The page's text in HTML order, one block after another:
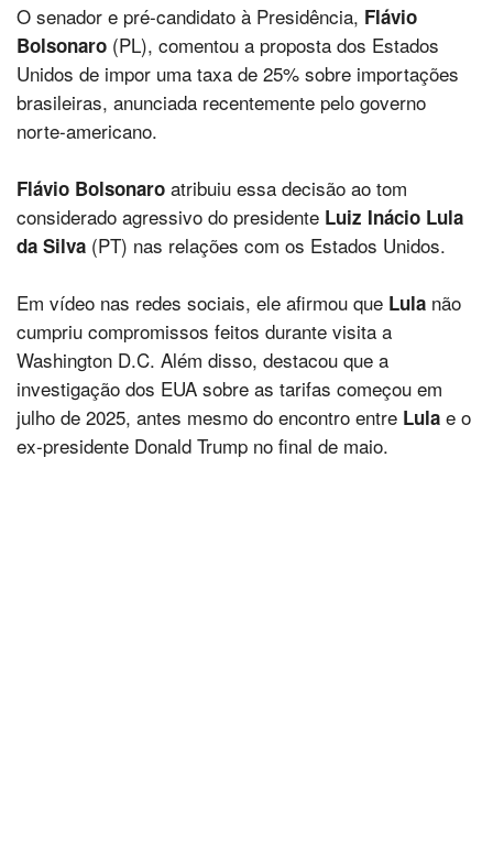
O senador e pré-candidato à Presidência, Flávio
Bolsonaro (PL), comentou a proposta dos Estados
Unidos de impor uma taxa de 25% sobre importações
brasileiras, anunciada recentemente pelo governo
norte-americano.
Flávio Bolsonaro atribuiu essa decisão ao tom
considerado agressivo do presidente Luiz Inácio Lula
da Silva (PT) nas relações com os Estados Unidos.
Em vídeo nas redes sociais, ele afirmou que Lula não
cumpriu compromissos feitos durante visita a
Washington D.C. Além disso, destacou que a
investigação dos EUA sobre as tarifas começou em
julho de 2025, antes mesmo do encontro entre Lula e o
ex-presidente Donald Trump no final de maio.